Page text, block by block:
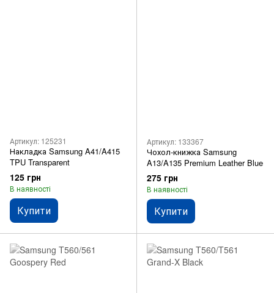
Артикул: 125231
Накладка Samsung A41/A415
TPU Transparent
125 грн
В наявності
Купити
Артикул: 133367
Чохол-книжка Samsung
A13/A135 Premium Leather Blue
275 грн
В наявності
Купити